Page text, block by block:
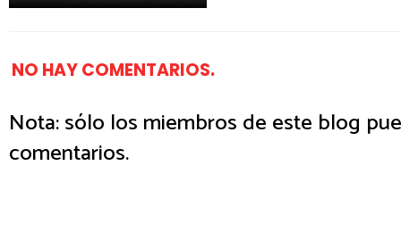
NO HAY COMENTARIOS.
Nota: sólo los miembros de este blog
comentarios.